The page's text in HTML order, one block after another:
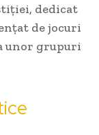
dedicat
de jocuri
unor grupuri